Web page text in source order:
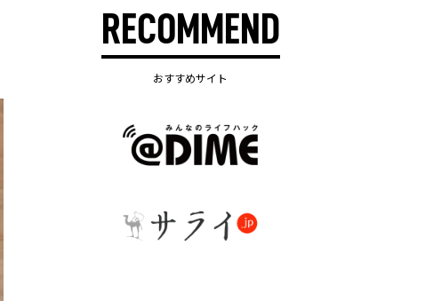
RECOMMEND
おすすめサイト